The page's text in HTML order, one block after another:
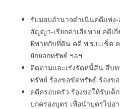
รับมอบอำนาจดำเนินคดีแพ่ง
สัญญา-เรียกค่าเสียหาย คดีเ
พิพาทกับที่ดิน คดี พ.ร.บ.เช็ค
ยักยอกทรัพย์ ฯลฯ
ติดตามและเร่งรัดหนี้สิน สืบ
ทรัพย์ ร้องขอขัดทรัพย์ ร้องข
คดีครอบครัว ร้องขอให้รับเด็
ปกครองบุตร เพื่อนำบุตรไปอ